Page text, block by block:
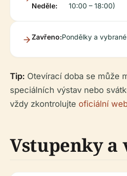
Neděle:
10:00 – 18:00)
Zavřeno:Pondělky a
Tip: Otevírací doba se může
speciálních výstav nebo
vždy zkontrolujte oficiální
Vstupenky a